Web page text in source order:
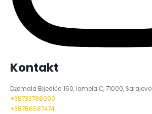
Kontakt
Džemala Bijedića 160, lamela C, 71000, Sarajevo
+38733788090
+38766587474